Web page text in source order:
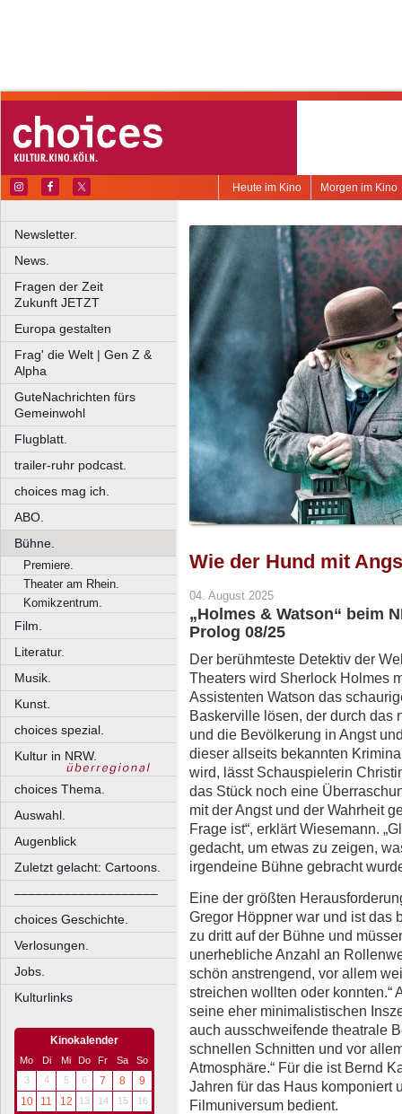
Morgen im Kino
Heute im Kino
Newsletter.
News.
Fragen der Zeit
Zukunft JETZT
Europa gestalten
Frag' die Welt | Gen Z &
Alpha
GuteNachrichten fürs
Gemeinwohl
Flugblatt.
trailer-ruhr podcast.
choices mag ich.
ABO.
Bühne.
Premiere.
Theater am Rhein.
Komikzentrum.
Film.
Literatur.
Musik.
Kunst.
choices spezial.
Kultur in NRW.
choices Thema.
Auswahl.
Augenblick
Zuletzt gelacht: Cartoons.
––––––––––––––––––––
choices Geschichte.
Verlosungen.
Jobs.
Kulturlinks
Kinokalender
Mo Di Mi Do Fr Sa
So
3
4 5 6 7 8
9
10
11 12 13 14 15 16
Wie der Hund mit
04. August 2025
„Holmes & Watson“ beim
Prolog 08/25
Der berühmteste Detektiv der
Theaters wird Sherlock Holmes
Assistenten Watson das
Baskerville lösen, der durch das
und die Bevölkerung in Angst
dieser allseits bekannten
wird, lässt Schauspielerin
das Stück noch eine
mit der Angst und der Wahrheit
Frage ist“, erklärt Wiesemann.
gedacht, um etwas zu zeigen,
irgendeine Bühne gebracht
Eine der größten
Gregor Höppner war und ist das
zu dritt auf der Bühne und
unerhebliche Anzahl an
schön anstrengend, vor allem
streichen wollten oder konnten.“
seine eher minimalistischen
auch ausschweifende theatrale
schnellen Schnitten und vor
Atmosphäre.“ Für die ist Bernd
Jahren für das Haus komponiert
Filmuniversum bedient.